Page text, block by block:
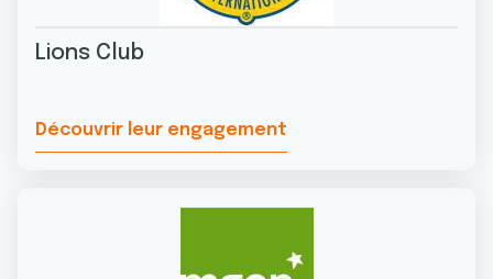
Lions Club
Découvrir leur engagement